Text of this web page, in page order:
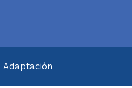
Adaptación